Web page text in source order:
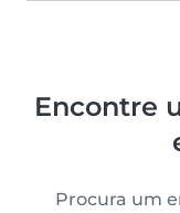
Encontre
Procura um